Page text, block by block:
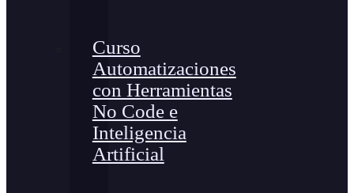
Curso
Automatizaciones
con Herramientas
No Code e
Inteligencia
Artificial